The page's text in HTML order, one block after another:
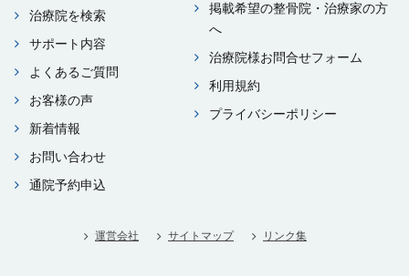
治療院を検索
サポート内容
よくあるご質問
お客様の声
新着情報
お問い合わせ
通院予約申込
掲載希望の整⾻院・治療家の⽅
へ
治療院様お問合せフォーム
利⽤規約
プライバシーポリシー
運営会社 サイトマップ リンク集